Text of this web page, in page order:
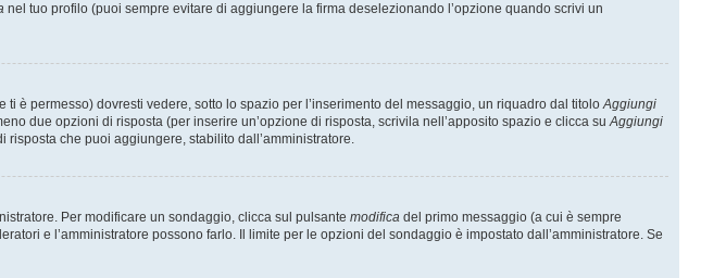
nel tuo profilo (puoi sempre evitare di aggiungere la firma deselezionando l’opzione quando scrivi un
è permesso) dovresti vedere, sotto lo spazio per l’inserimento del messaggio, un riquadro dal titoloAggiungi
due opzioni di risposta (per inserire un’opzione di risposta, scrivila nell’apposito spazio e clicca suAggiungi
che puoi aggiungere, stabilito dall’amministratore.
Per modificare un sondaggio, clicca sul pulsante modifica del primo messaggio (a cui è sempre
e l’amministratore possono farlo. Il limite per le opzioni del sondaggio è impostato dall’amministratore. Se